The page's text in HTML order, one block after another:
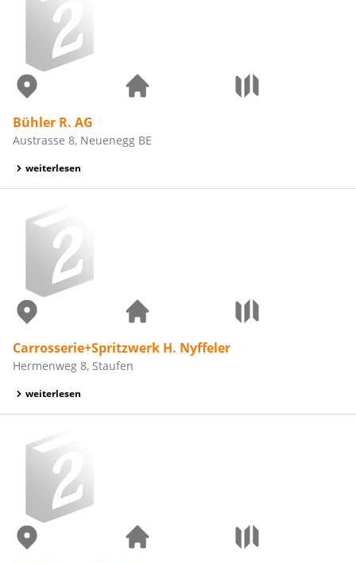
Bühler R. AG
Austrasse 8, Neuenegg BE
weiterlesen
Carrosserie+Spritzwerk H. Nyffeler
Hermenweg 8, Staufen
weiterlesen